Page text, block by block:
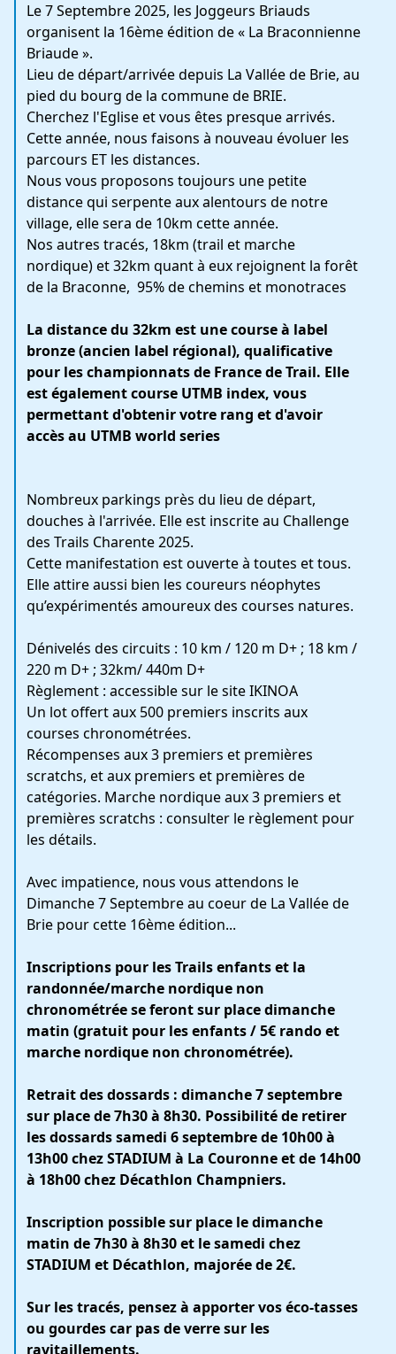
Le 7 Septembre 2025, les Joggeurs Briauds
organisent la 16ème édition de « La Braconnienne
Briaude ».
Lieu de départ/arrivée depuis La Vallée de Brie, au
pied du bourg de la commune de BRIE.
Cherchez l'Eglise et vous êtes presque arrivés.
Cette année, nous faisons à nouveau évoluer les
parcours ET les distances.
Nous vous proposons toujours une petite
distance qui serpente aux alentours de notre
village, elle sera de 10km cette année.
Nos autres tracés, 18km (trail et marche
nordique) et 32km quant à eux rejoignent la forêt
de la Braconne, 95% de chemins et monotraces
La distance du 32km est une course à label
bronze (ancien label régional), qualificative
pour les championnats de France de Trail. Elle
est également course UTMB index, vous
permettant d'obtenir votre rang et d'avoir
accès au UTMB world series
Nombreux parkings près du lieu de départ,
douches à l'arrivée. Elle est inscrite au Challenge
des Trails Charente 2025.
Cette manifestation est ouverte à toutes et tous.
Elle attire aussi bien les coureurs néophytes
qu’expérimentés amoureux des courses natures.
Dénivelés des circuits : 10 km / 120 m D+ ; 18 km /
220 m D+ ; 32km/ 440m D+
Règlement : accessible sur le site IKINOA
Un lot offert aux 500 premiers inscrits aux
courses chronométrées.
Récompenses aux 3 premiers et premières
scratchs, et aux premiers et premières de
catégories. Marche nordique aux 3 premiers et
premières scratchs : consulter le règlement pour
les détails.
Avec impatience, nous vous attendons le
Dimanche 7 Septembre au coeur de La Vallée de
Brie pour cette 16ème édition...
Inscriptions pour les Trails enfants et la
randonnée/marche nordique non
chronométrée se feront sur place dimanche
matin (gratuit pour les enfants / 5€ rando et
marche nordique non chronométrée).
Retrait des dossards : dimanche 7 septembre
sur place de 7h30 à 8h30. Possibilité de retirer
les dossards samedi 6 septembre de 10h00 à
13h00 chez STADIUM à La Couronne et de 14h00
à 18h00 chez Décathlon Champniers.
Inscription possible sur place le dimanche
matin de 7h30 à 8h30 et le samedi chez
STADIUM et Décathlon, majorée de 2€.
Sur les tracés, pensez à apporter vos éco-tasses
ou gourdes car pas de verre sur les
ravitaillements.